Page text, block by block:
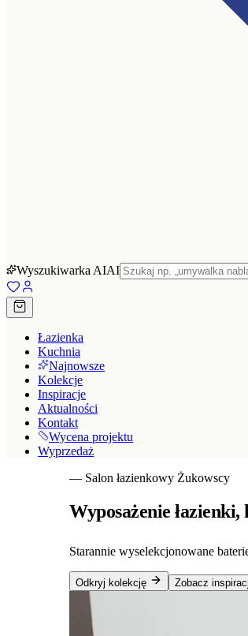
Wyszukiwarka AIAI
Łazienka
Kuchnia
Najnowsze
Kolekcje
Inspiracje
Aktualności
Kontakt
Wycena projektu
Wyprzedaż
— Salon łazienkowy Żukowscy
Wyposażenie łazienki,
Starannie wyselekcjonowane
Odkryj kolekcję Zobacz